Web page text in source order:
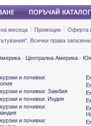
месеца Промоции
Оферта
Всички права
· Централна Америка ·
и почивки:
и почивки: Замбия
и почивки: Индия
и почивки:
и почивки: